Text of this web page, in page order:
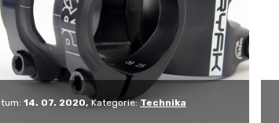
14. 07. 2020 Kategorie: Technika